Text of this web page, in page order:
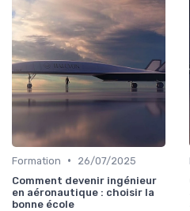
Formation •
26/07/2025
Comment devenir ingénieur
en aéronautique : choisir la
bonne école